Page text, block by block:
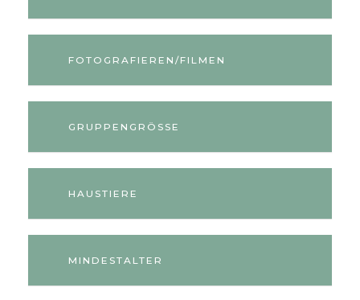
FOTOGRAFIEREN/FILMEN
GRUPPENGRÖSSE
HAUSTIERE
MINDESTALTER